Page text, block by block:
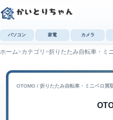
パソコン 家電 カメラ
ホーム カテゴリ 折りたたみ自転車・ミ
OTOMO / 折りたたみ自転車・ミニベロ買